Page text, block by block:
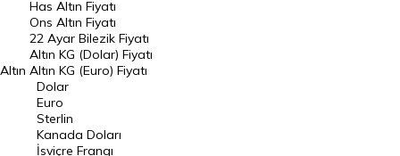
Döviz Kuru
Dolar Kuru
Euro Kuru
Pound Kuru
Frank Kuru
Altın
Has Altın Fiyatı
Ons Altın Fiyatı
22 Ayar Bilezik Fiyatı
Altın KG (Dolar) Fiyatı
Altın KG (Euro) Fiyatı
Dolar
Euro
Sterlin
Kanada Doları
İsviçre Frangı